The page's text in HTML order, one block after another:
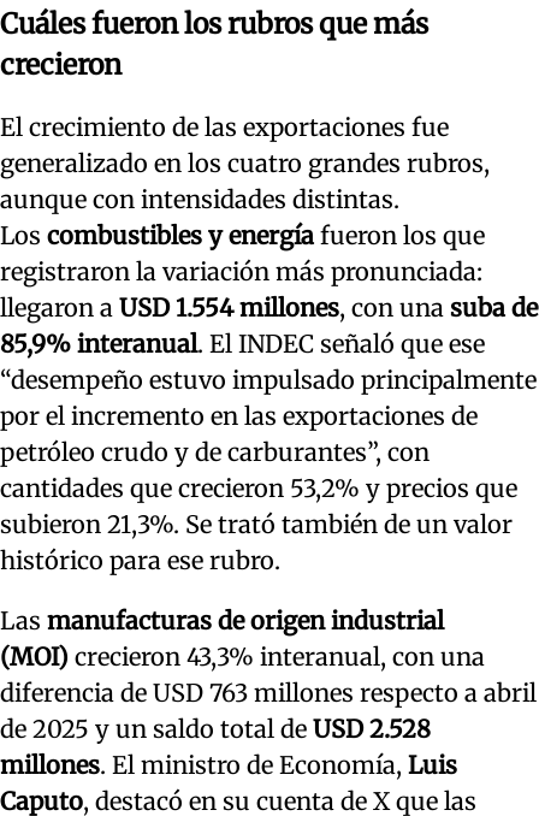
Cuáles fueron los rubros que más
crecieron
El crecimiento de las exportaciones fue
generalizado en los cuatro grandes rubros,
aunque con intensidades distintas.
Los combustibles y energía fueron los que
registraron la variación más pronunciada:
llegaron a USD 1.554 millones, con una suba de
85,9% interanual. El INDEC señaló que ese
“desempeño estuvo impulsado principalmente
por el incremento en las exportaciones de
petróleo crudo y de carburantes”, con
cantidades que crecieron 53,2% y precios que
subieron 21,3%. Se trató también de un valor
histórico para ese rubro.
Las manufacturas de origen industrial
(MOI) crecieron 43,3% interanual, con una
diferencia de USD 763 millones respecto a abril
de 2025 y un saldo total de USD 2.528
millones. El ministro de Economía, Luis
Caputo, destacó en su cuenta de X que las